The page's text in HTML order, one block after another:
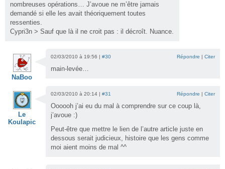
nombreuses opérations… J’avoue ne m’être jamais
demandé si elle les avait théoriquement toutes
ressenties.
Cypri3n > Sauf que là il ne croit pas : il décroît. Nuance.
NaBoo
02/03/2010 à 19:56 | #30 Répondre | Citer
main-levée…
Le
Koulapic
02/03/2010 à 20:14 | #31 Répondre | Citer
Oooooh j’ai eu du mal à comprendre sur ce coup là,
j’avoue :)
Peut-être que mettre le lien de l’autre article juste en
dessous serait judicieux, histoire que les gens comme
moi aient moins de mal ^^